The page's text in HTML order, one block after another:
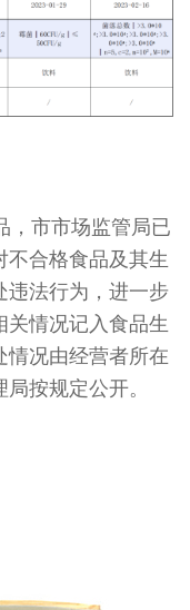
市市场监管局已
不合格食品及其生
违法行为，进一步
关情况记入食品生
情况由经营者所在
按规定公开。